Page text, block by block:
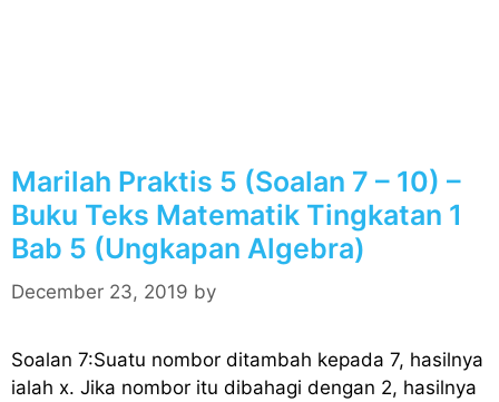
Marilah Praktis 5 (Soalan 7 – 10) –
Buku Teks Matematik Tingkatan 1
Bab 5 (Ungkapan Algebra)
December 23, 2019 by
Soalan 7:Suatu nombor ditambah kepada 7, hasilnya
ialah x. Jika nombor itu dibahagi dengan 2, hasilnya